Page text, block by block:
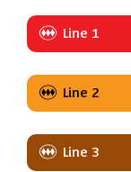
Line 1
Line 2
Line 3